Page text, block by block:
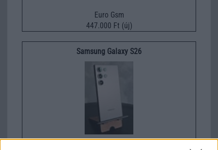
Euro Gsm
447.000 Ft (új)
Samsung Galaxy S26